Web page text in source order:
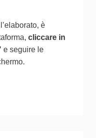
è
cliccare in
e seguire le